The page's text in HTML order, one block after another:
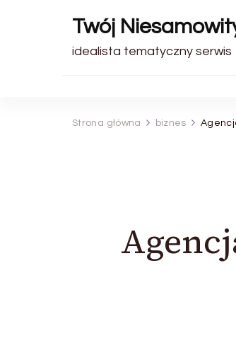
Twój
idealista tematyczny serwis
Strona główna biznes